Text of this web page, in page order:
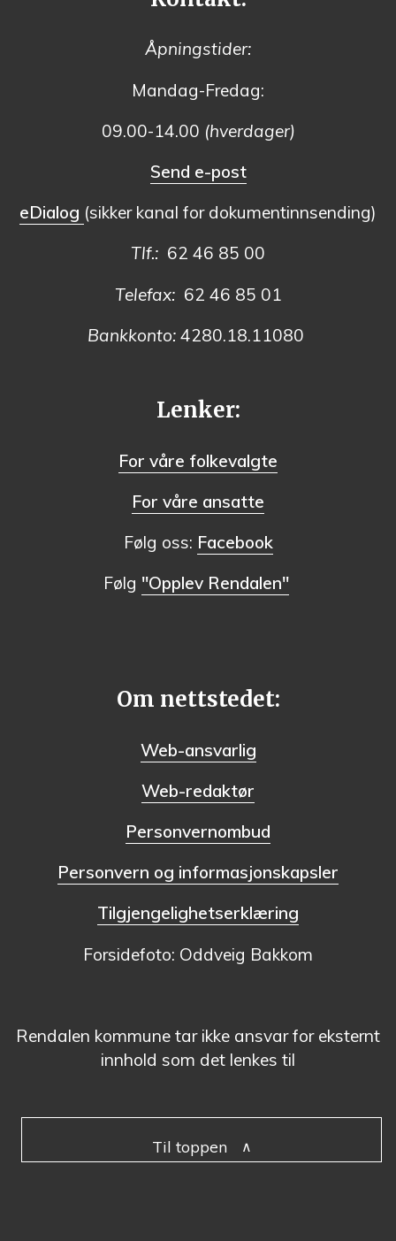
Åpningstider:
Mandag-Fredag:
09.00-14.00 (hverdager)
Send e-post
eDialog (sikker kanal for dokumentinnsending)
Tlf.: 62 46 85 00
Telefax:62 46 85 01
Bankkonto: 4280.18.11080
Lenker:
For våre folkevalgte
For våre ansatte
Følg oss: Facebook
Følg "Opplev Rendalen"
Om nettstedet:
Web-ansvarlig
Web-redaktør
Personvernombud
Personvern og informasjonskapsler
Tilgjengelighetserklæring
Forsidefoto: Oddveig Bakkom
Rendalen kommune tar ikke ansvar for eksternt
innhold som det lenkes til
Til toppen